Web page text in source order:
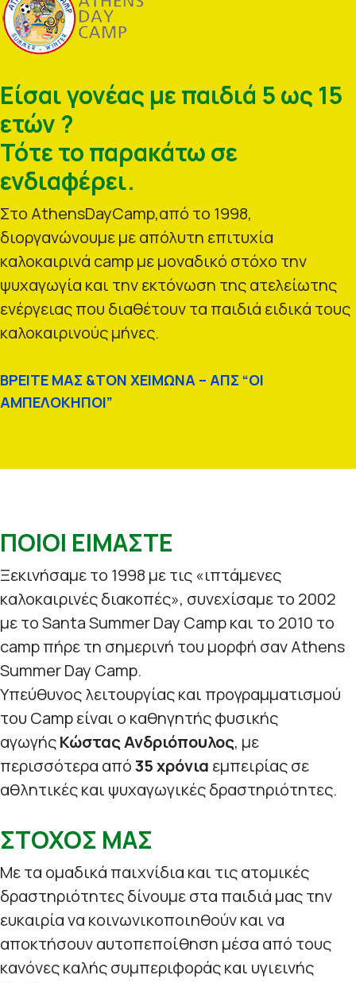
Είσαι γονέας με παιδιά 5 ως 15
ετών ?
Τότε το παρακάτω σε
ενδιαφέρει.
Στο AthensDayCamp,από το 1998,
διοργανώνουμε με απόλυτη επιτυχία
καλοκαιρινά camp με μοναδικό στόχο την
ψυχαγωγία και την εκτόνωση της ατελείωτης
ενέργειας που διαθέτουν τα παιδιά ειδικά τους
καλοκαιρινούς μήνες.
ΒΡΕΙΤΕ ΜΑΣ &ΤΟΝ ΧΕΙΜΩΝΑ – ΑΠΣ “ΟΙ
ΑΜΠΕΛΟΚΗΠΟΙ”
ΠΟΙΟΙ ΕΙΜΑΣΤΕ
Ξεκινήσαμε το 1998 με τις «ιπτάμενες
καλοκαιρινές διακοπές», συνεχίσαμε το 2002
με το Santa Summer Day Camp και το 2010 το
camp πήρε τη σημερινή του μορφή σαν Athens
Summer Day Camp.
Υπεύθυνος λειτουργίας και προγραμματισμού
του Camp είναι ο καθηγητής φυσικής
αγωγήςΚώστας Ανδριόπουλος, με
περισσότερα από35 χρόνια εμπειρίας σε
αθλητικές και ψυχαγωγικές δραστηριότητες.
ΣΤΟΧΟΣ ΜΑΣ
Με τα ομαδικά παιχνίδια και τις ατομικές
δραστηριότητες δίνουμε στα παιδιά μας την
ευκαιρία να κοινωνικοποιηθούν και να
αποκτήσουν αυτοπεποίθηση μέσα από τους
κανόνες καλής συμπεριφοράς και υγιεινής